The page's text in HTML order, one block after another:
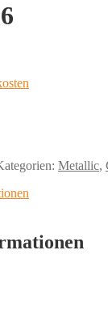
Metallic,